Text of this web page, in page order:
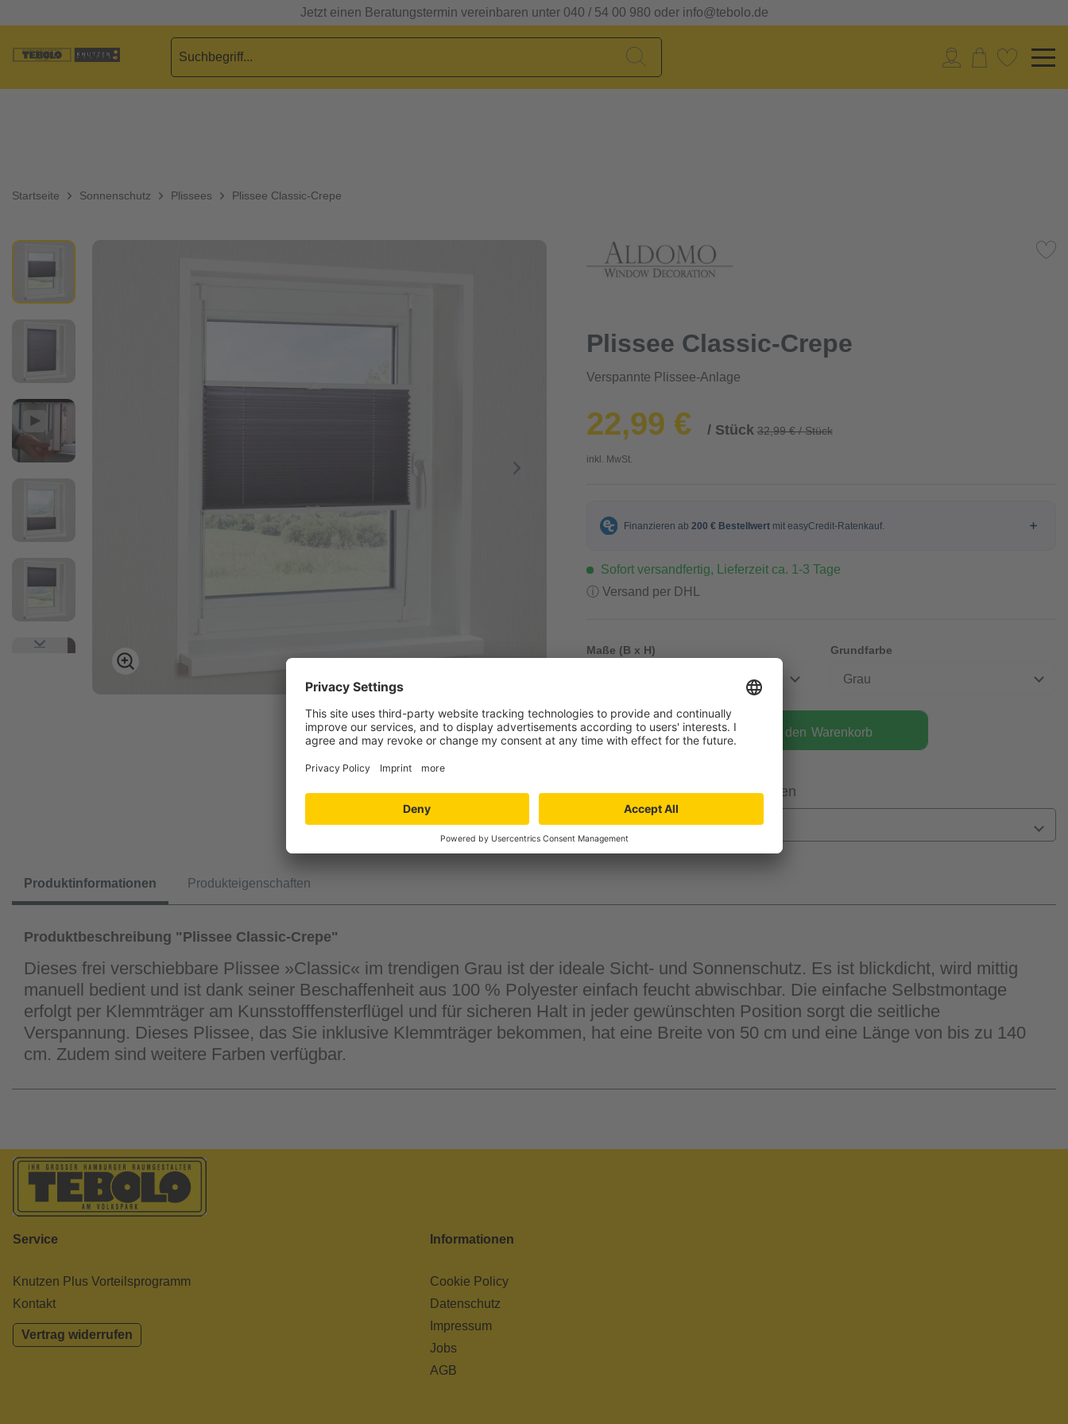
Jetzt einen Beratungstermin vereinbaren unter 040 / 54 00 980 oder info@tebolo.de
Startseite Sonnenschutz Plissees Plissee Classic-Crepe
Plissee Classic-Crepe
Verspannte Plissee-Anlage
22,99 € / Stück 32,99 € / Stück
inkl. MwSt.
Sofort versandfertig, Lieferzeit ca. 1-3 Tage
ⓘ Versand per DHL
Maße (B x H) Grundfarbe
Grau
- + In den Warenkorb
Verfügbarkeit in der Filiale prüfen
Filiale auswählen
Produktinformationen Produkteigenschaften
Produktbeschreibung "Plissee Classic-Crepe"
Dieses frei verschiebbare Plissee »Classic« im trendigen Grau ist der ideale Sicht- und Sonnenschutz. Es ist blickdicht, wird mittig
manuell bedient und ist dank seiner Beschaffenheit aus 100 % Polyester einfach feucht abwischbar. Die einfache Selbstmontage
erfolgt per Klemmträger am Kunsstofffensterflügel und für sicheren Halt in jeder gewünschten Position sorgt die seitliche
Verspannung. Dieses Plissee, das Sie inklusive Klemmträger bekommen, hat eine Breite von 50 cm und eine Länge von bis zu 140
cm. Zudem sind weitere Farben verfügbar.
Service
Knutzen Plus Vorteilsprogramm
Kontakt
Vertrag widerrufen
Informationen
Cookie Policy
Datenschutz
Impressum
Jobs
AGB